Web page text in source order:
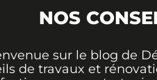
NOS
sur le blog de
de travaux et